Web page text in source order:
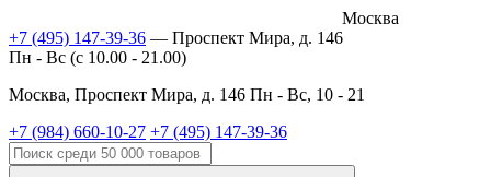
Москва
+7 (495) 147-39-36 — Проспект Мира, д. 146
Пн - Вс (c 10.00 - 21.00)
Москва, Проспект Мира, д. 146 Пн - Вс, 10 - 21
+7 (984) 660-10-27 +7 (495) 147-39-36